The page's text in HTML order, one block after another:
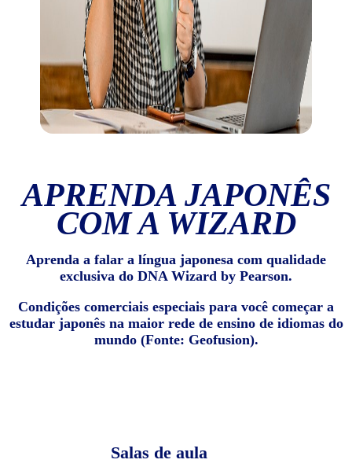
APRENDA JAPONÊS
COM A WIZARD
Aprenda a falar a língua japonesa com qualidade
exclusiva do DNA Wizard by Pearson.
Condições comerciais especiais para você começar a
estudar japonês na maior rede de ensino de idiomas do
mundo (Fonte: Geofusion).
Salas de aula